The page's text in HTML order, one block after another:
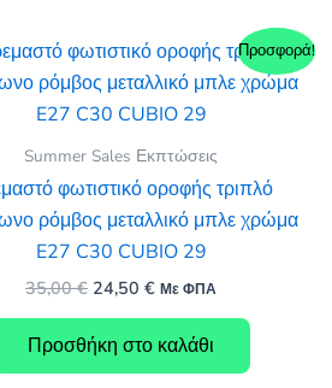
Προσφορά!
Summer Sales Εκπτώσεις
φωτιστικό οροφής τριπλό
ρόμβος μεταλλικό μπλε χρώμα
E27 C30 CUBIO 29
35,00€ Original
was:
35,00 €.
24,50 €Η
είναι:
24,50 €.
Με ΦΠΑ
Προσθήκη στο καλάθι